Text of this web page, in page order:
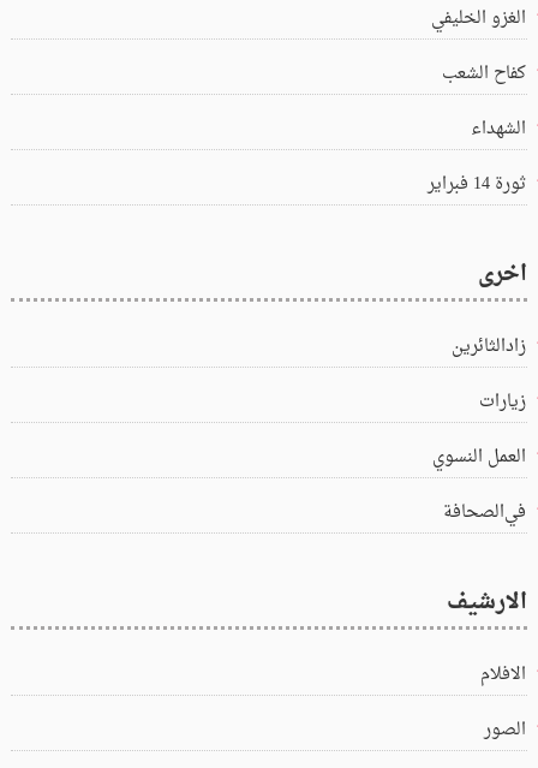
الغزو الخليفي
كفاح الشعب
الشهداء
ثورة 14 فبراير
اخرى
زادالثائرين
زيارات
العمل النسوي
في‌الصحافة
الارشيف
الافلام
الصور